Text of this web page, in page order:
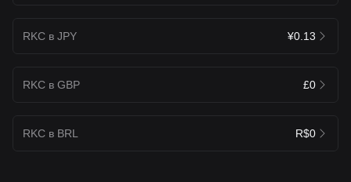
RKC в JPY ¥0.13
RKC в GBP £0
RKC в BRL R$0